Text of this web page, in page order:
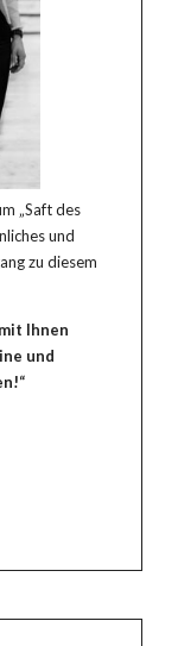
„Saft des
und
zu diesem
Ihnen
und